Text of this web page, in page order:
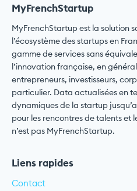
MyFrenchStartup
MyFrenchStartup est la solution
l’écosystème des startups en
gamme de services sans
l’innovation française, en
entrepreneurs, investisseurs,
particulier. Data actualisées en
dynamiques de la startup
pour les rencontres de talents et
n’est pas MyFrenchStartup.
Liens rapides
Contact